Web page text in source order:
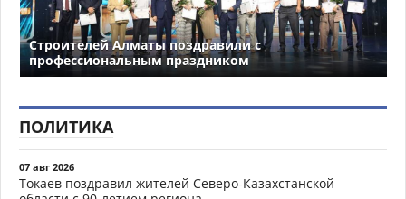
Строителей Алматы поздравили с
профессиональным праздником
ПОЛИТИКА
07 авг 2026
Токаев поздравил жителей Северо-Казахстанской